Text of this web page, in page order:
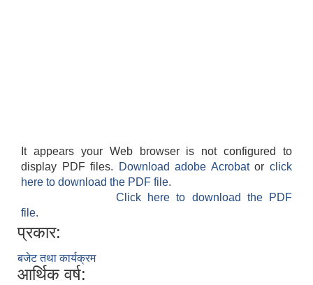
It appears your Web browser is not configured to
display PDF files.
Download adobe Acrobatorclick
here to download the PDF file.
Click here to download the PDF
file.
प्रकार:
बजेट तथा कार्यक्रम
आर्थिक वर्ष: